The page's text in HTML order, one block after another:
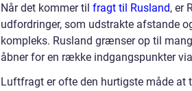
Når det kommer til fragt til Rusland, er
udfordringer, som udstrakte afstande
kompleks. Rusland grænser op til
åbner for en række indgangspunkter
Luftfragt er ofte den hurtigste måde